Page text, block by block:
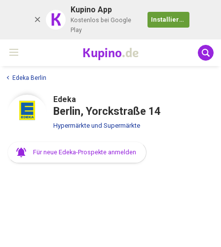
K Kupino App
Kostenlos bei Google
Play
Installieren
Kupino.de
Edeka Berlin
Edeka
Berlin, Yorckstraße 14
Hypermärkte und Supermärkte
Für neue Edeka-Prospekte anmelden